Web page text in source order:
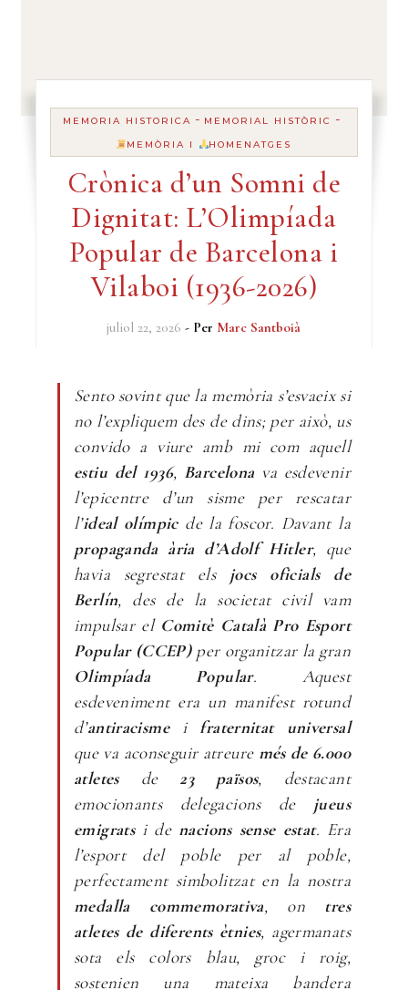
MEMORIA HISTORICA - MEMORIAL HISTÒRIC -
MEMÒRIA I HOMENATGES
Crònica d’un Somni de
Dignitat: L’Olimpíada
Popular de Barcelona i
Vilaboi (1936-2026)
juliol 22, 2026 - Per Marc Santboià
Sento sovint que la memòria s’esvaeix si
no l’expliquem des de dins; per això, us
convido a viure amb mi com aquell
estiu del 1936, Barcelona va esdevenir
l’epicentre d’un sisme per rescatar
l’ideal olímpicde la foscor. Davant la
propaganda ària d’Adolf Hitler, que
havia segrestat els jocs oficials de
Berlín, des de la societat civil vam
impulsar el Comitè Català Pro Esport
Popular (CCEP)per organitzar la gran
Olimpíada Popular. Aquest
esdeveniment era un manifest rotund
d’antiracismeifraternitat universal
que va aconseguir atreure més de 6.000
atletesde23 països, destacant
emocionants delegacions de jueus
emigratsi de nacions sense estat. Era
l’esport del poble per al poble,
perfectament simbolitzat en la nostra
medalla commemorativa, on tres
atletes de diferents ètnies, agermanats
sota els colors blau, groc i roig,
sostenien una mateixa bandera